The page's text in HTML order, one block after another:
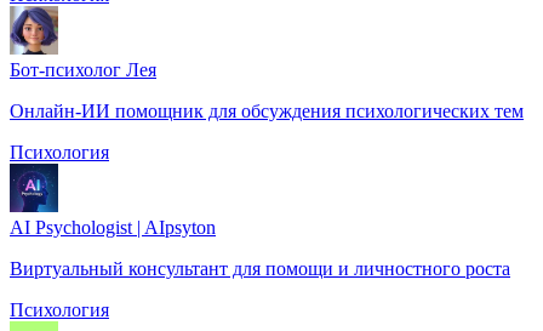
Бот-психолог Лея
Онлайн-ИИ помощник для обсуждения психологических тем
Психология
AI Psychologist | AIpsyton
Виртуальный консультант для помощи и личностного роста
Психология